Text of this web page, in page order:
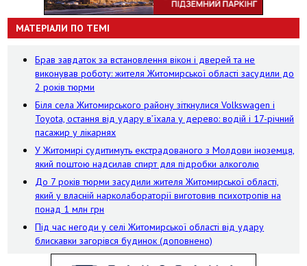
МАТЕРІАЛИ ПО ТЕМІ
Брав завдаток за встановлення вікон і дверей та не
виконував роботу: жителя Житомирської області засудили до
2 років тюрми
Біля села Житомирського району зіткнулися Volkswagen і
Toyota, остання від удару вʼїхала у дерево: водій і 17-річний
пасажир у лікарнях
У Житомирі судитимуть екстрадованого з Молдови іноземця,
який поштою надсилав спирт для підробки алкоголю
До 7 років тюрми засудили жителя Житомирської області,
який у власній нарколабораторії виготовив психотропів на
понад 1 млн грн
Під час негоди у селі Житомирської області від удару
блискавки загорівся будинок (доповнено)